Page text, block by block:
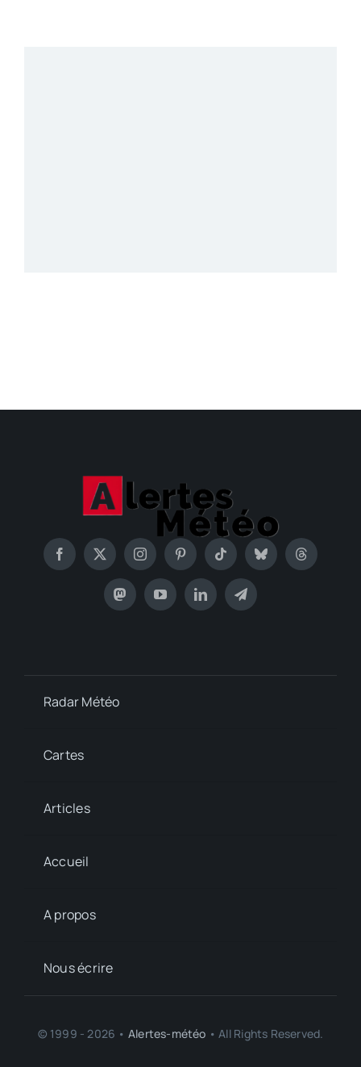
Radar Météo
Cartes
Articles
Accueil
A propos
Nous écrire
© 1999 - 2026 • Alertes-météo • All Rights Reserved.